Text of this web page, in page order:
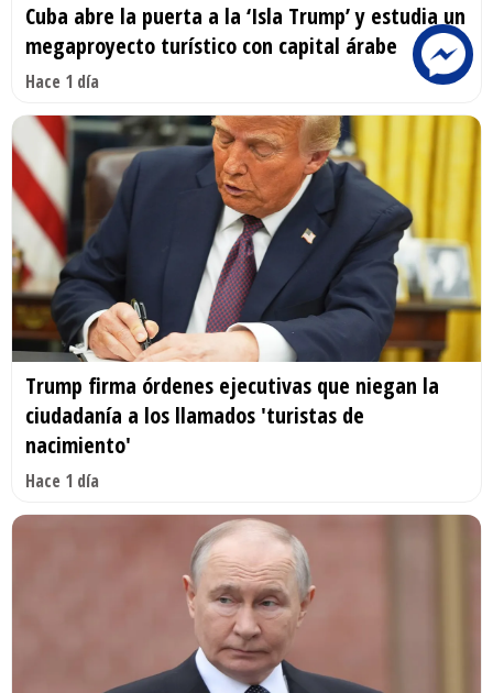
Cuba abre la puerta a la ‘Isla Trump’ y estudia un
megaproyecto turístico con capital árabe
Hace 1 día
Trump firma órdenes ejecutivas que niegan la
ciudadanía a los llamados 'turistas de
nacimiento'
Hace 1 día